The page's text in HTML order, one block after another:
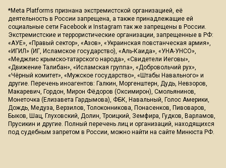
*Meta Platforms признана экстремистской организацией, её
деятельность в России запрещена, а также принадлежащие ей
социальные сети Facebook и Instagram так же запрещены в России.
Экстремистские и террористические организации, запрещенные в РФ:
«АУЕ», «Правый сектор», «Азов», «Украинская повстанческая армия»,
«ИГИЛ» (ИГ, Исламское государство), «Аль-Каида», «УНА-УНСО»,
«Меджлис крымско-татарского народа», «Свидетели Иеговы»,
«Движение Талибан», «Исламская группа», «Добровольчий рух»,
«Чёрный комитет», «Мужское государство», «Штабы Навального» и
другие. Перечень иноагентов: Галкин, Моргенштерн, Дудь, Невзоров,
Макаревич, Гордон, Мирон Фёдоров (Оксимирон), Смольянинов,
Монеточка (Елизавета Гардымова), ФБК, Навальный, Голос Америки,
Дождь, Медуза, Верзилов, Толоконникова, Понасенков, Пивоваров,
Быков, Шац, Глуховский, Долин, Троицкий, Земфира, Гудков, Варламов,
Прусикин и другие. Полный перечень лиц и организаций, находящихся
под судебным запретом в России, можно найти на сайте Минюста РФ.